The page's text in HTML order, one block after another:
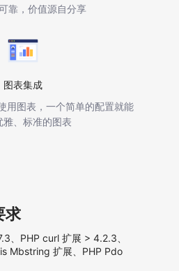
靠，价值源自分享
图表集成
用图表，一个简单的配置就能
雅、标准的图表
求
、PHP curl 扩展 > 4.2.3、
Mbstring 扩展、PHP Pdo